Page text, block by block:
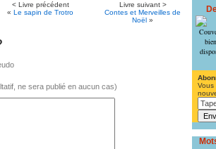
< Livre précédent
«Le sapin de Trotro
Livre suivant >
Contes et Merveilles de
Noël »
ne sera publié en aucun cas)
Vous